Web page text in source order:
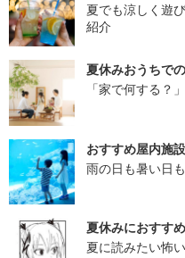
夏でも涼しく遊
紹介
夏休みおうちで
「家で何する？
おすすめ屋内施
雨の日も暑い日
夏休みにおすす
夏に読みたい怖